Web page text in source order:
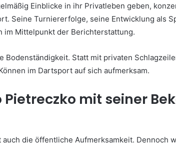
Einblicke in ihr Privatleben geben,
Seine Turniererfolge, seine Entwicklung als
im Mittelpunkt der Berichterstattung.
Bodenständigkeit. Statt mit privaten
im Dartsport auf sich aufmerksam.
Pietreczko mit seiner
die öffentliche Aufmerksamkeit. Dennoch